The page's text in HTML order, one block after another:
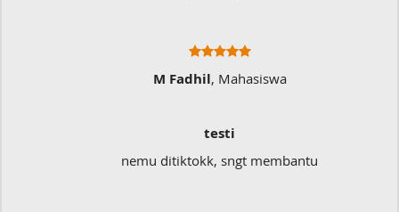
M Fadhil, Mahasiswa
testi
nemu ditiktokk, sngt membantu